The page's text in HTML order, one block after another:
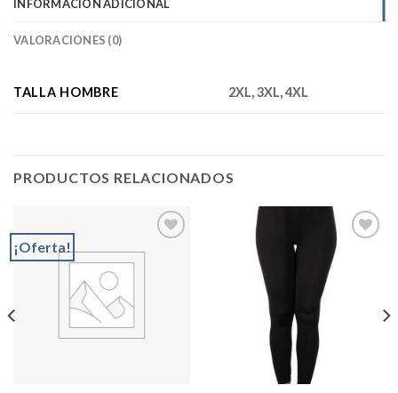
INFORMACIÓN ADICIONAL
VALORACIONES (0)
TALLA HOMBRE 2XL, 3XL, 4XL
PRODUCTOS RELACIONADOS
¡Oferta!